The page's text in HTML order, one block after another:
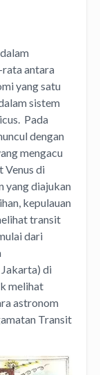
rata antara
yang satu
sistem
Pada
dengan
mengacu
Venus di
yang diajukan
kepulauan
transit
dari
di
melihat
astronom
Transit